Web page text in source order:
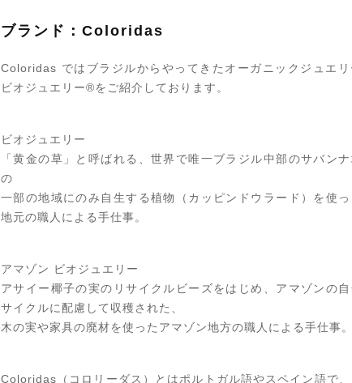
ブランド：Coloridas
Coloridas ではブラジルからやってきたオーガニックジュエリ
ビオジュエリー®をご紹介しております。
ビオジュエリー
「黄金の草」と呼ばれる、世界で唯一ブラジル中部のサバン
の
一部の地域にのみ自生する植物（カッピンドウラード）を使っ
地元の職人による手仕事。
アマゾン ビオジュエリー
アサイー椰子の実のリサイクルビーズをはじめ、アマゾンの
サイクルに配慮して収穫された、
木の実や家具の廃材を使ったアマゾン地方の職人による手仕事。
Coloridas（コロリーダス）とはポルトガル語やスペイン語で、